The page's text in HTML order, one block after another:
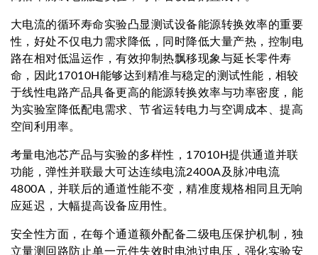
大电流的循环寿命实验凸显测试设备能源转换效率的重要
性，好处不仅电力需求降低，同时降低大量产热，控制电
路在相对低温运作，有效抑制热飘移现象与延长零件寿
命，因此17010H能够达到精准与稳定的测试性能，相较
于线性电路产品具备更高的能源转换效率与功率密度，能
为实验室降低配电需求、节省运转电力与空调成本、提高
空间利用率。
考量电池芯产品与实验的多样性，17010H提供通道并联
功能，弹性并联最大可达连续电流2400A及脉冲电流
4800A，并联后的通道性能不变，精准度规格相同且无响
应延迟，大幅提高设备应用性。
安全性方面，在每个通道额外配备二级电压保护机制，独
立量测回路防止单一元件失效时电池过电压，强化实验安